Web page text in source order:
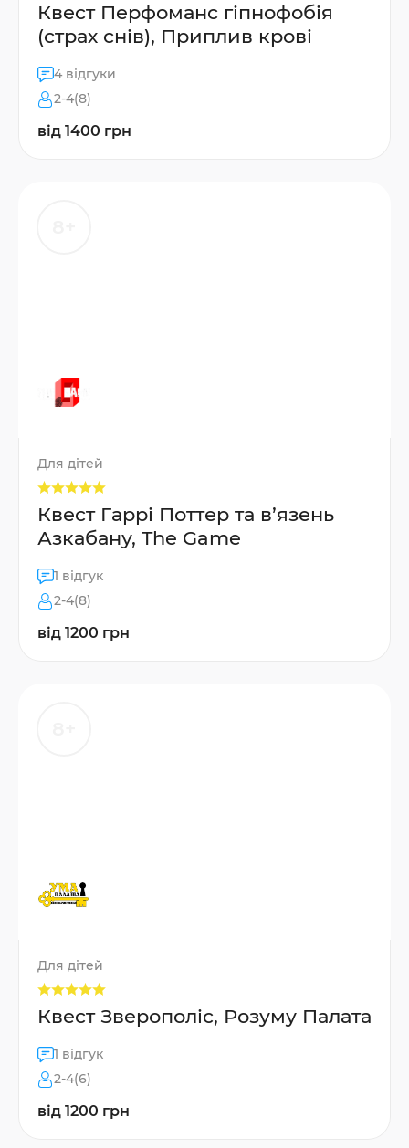
Квест Перфоманс гіпнофобія
(страх снів), Приплив крові
4 відгуки
2-4(8)
від 1400 грн
Для дітей
Квест Гаррі Поттер та в’язень
Азкабану, The Game
1 відгук
2-4(8)
від 1200 грн
Для дітей
Квест Зверополіс, Розуму Палата
1 відгук
2-4(6)
від 1200 грн